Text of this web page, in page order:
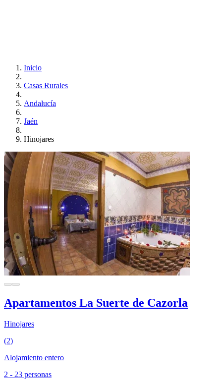
Inicio
Casas Rurales
Andalucía
Jaén
Hinojares
Apartamentos La Suerte de Cazorla
Hinojares
(2)
Alojamiento entero
2 - 23 personas